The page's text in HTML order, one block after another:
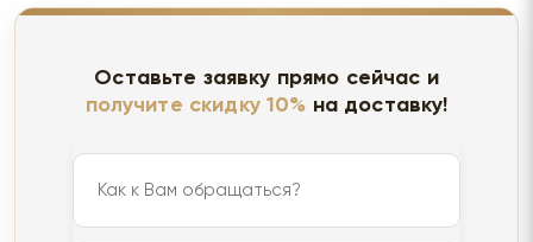
Оставьте заявку прямо сейчас и
получите скидку 10% на доставку!